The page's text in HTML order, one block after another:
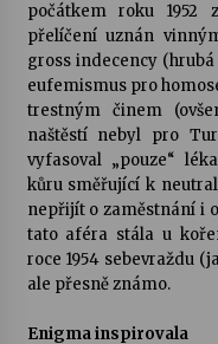
počátkem roku 1952
přelíčení uznán
gross indecency
eufemismus pro
trestným činem
naštěstí nebyl pro
vyfasoval „pouze“
kůru směřující k
nepřijít o zaměstnání i
tato aféra stála u
roce 1954 sebevraždu
ale přesně známo.
Enigma inspirovala